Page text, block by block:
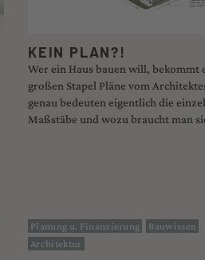
KEIN PLAN?!
Wer ein Haus bauen will, bekommt
großen Stapel Pläne vom
genau bedeuten eigentlich die
Maßstäbe und wozu braucht man
Planung u. Finanzierung
Bauwissen
Architektur